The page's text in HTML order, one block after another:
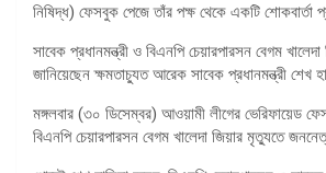
নিষিদ্ধ) ফেসবুক পেজে তাঁর পক্ষ থেকে একটি শোকবার্তা
সাবেক প্রধানমন্ত্রী ও বিএনপি চেয়ারপারসন বেগম
জানিয়েছেন ক্ষমতাচ্যুত আরেক সাবেক প্রধানমন্ত্রী শেখ
মঙ্গলবার (৩০ ডিসেম্বর) আওয়ামী লীগের ভেরিফায়েড
বিএনপি চেয়ারপারসন বেগম খালেদা জিয়ার মৃত্যুতে